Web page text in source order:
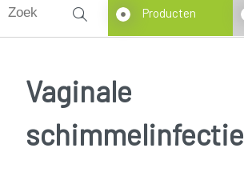
Producten
Vaginale
schimmelinfectie